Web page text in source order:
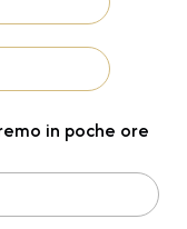
in poche ore